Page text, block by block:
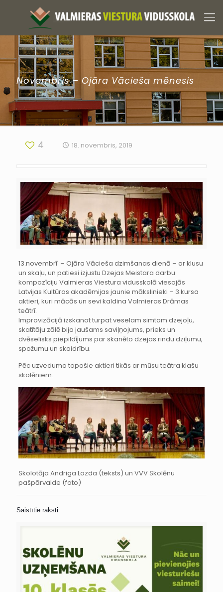
Novembris – Ojāra Vācieša mēnesis
4 18. novembris, 2019
13.novembrī – Ojāra Vācieša dzimšanas dienā – ar klusu
un skaļu, un patiesi izjustu Dzejas Meistara darbu
kompozīciju Valmieras Viestura vidusskolā viesojās
Latvijas Kultūras akadēmijas jaunie mākslinieki – 3.kursa
aktieri, kuri mācās un sevi kaldina Valmieras Drāmas
teātrī.
Improvizācijā izskanot turpat veselam simtam dzejoļu,
skatītāju zālē bija jaušams saviļņojums, prieks un
dvēselisks piepildījums par skanēto dzejas rindu dziļumu,
spožumu un skaidrību.
Pēc uzveduma topošie aktieri tikās ar mūsu teātra klašu
skolēniem.
Skolotāja Andriga Lozda (teksts) un VVV Skolēnu
pašpārvalde (foto)
Saistītie raksti